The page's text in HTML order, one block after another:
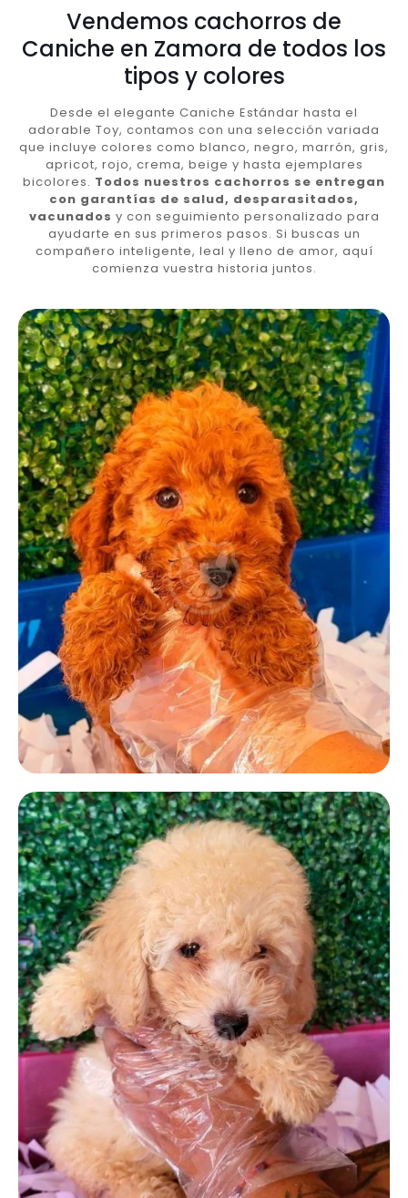
Vendemos cachorros de
Caniche en Zamora de todos los
tipos y colores
Desde el elegante Caniche Estándar hasta el
adorable Toy, contamos con una selección variada
que incluye colores como blanco, negro, marrón, gris,
apricot, rojo, crema, beige y hasta ejemplares
bicolores. Todos nuestros cachorros se entregan
con garantías de salud, desparasitados,
vacunados y con seguimiento personalizado para
ayudarte en sus primeros pasos. Si buscas un
compañero inteligente, leal y lleno de amor, aquí
comienza vuestra historia juntos.